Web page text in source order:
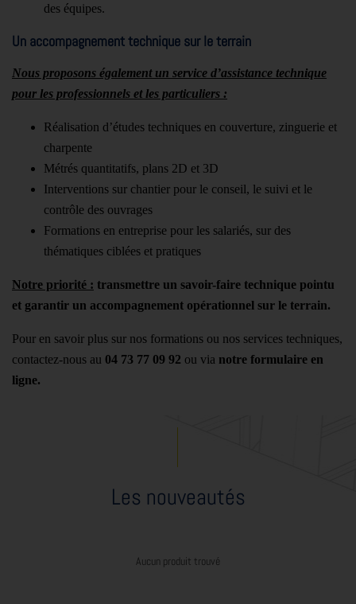
des équipes.
Un accompagnement technique sur le terrain
Nous proposons également un service d’assistance technique
pour les professionnels et les particuliers :
Réalisation d’études techniques en couverture, zinguerie et
charpente
Métrés quantitatifs, plans 2D et 3D
Interventions sur chantier pour le conseil, le suivi et le
contrôle des ouvrages
Formations en entreprise pour les salariés, sur des
thématiques ciblées et pratiques
Notre priorité : transmettre un savoir-faire technique pointu
et garantir un accompagnement opérationnel sur le terrain.
Pour en savoir plus sur nos formations ou nos services techniques,
contactez-nous au 04 73 77 09 92 ou via notre formulaire en
ligne.
Les nouveautés
Aucun produit trouvé